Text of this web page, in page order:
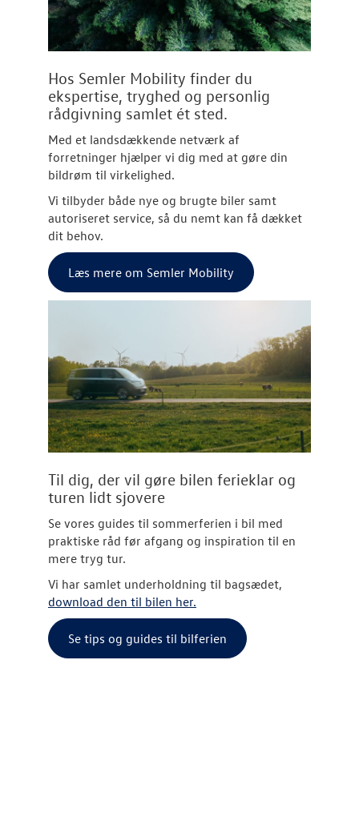
Hos Semler Mobility finder du
ekspertise, tryghed og personlig
rådgivning samlet ét sted.
Med et landsdækkende netværk af
forretninger hjælper vi dig med at gøre din
bildrøm til virkelighed.
Vi tilbyder både nye og brugte biler samt
autoriseret service, så du nemt kan få dækket
dit behov.
Læs mere om Semler Mobility
Til dig, der vil gøre bilen ferieklar og
turen lidt sjovere
Se vores guides til sommerferien i bil med
praktiske råd før afgang og inspiration til en
mere tryg tur.
Vi har samlet underholdning til bagsædet,
download den til bilen her.
Se tips og guides til bilferien